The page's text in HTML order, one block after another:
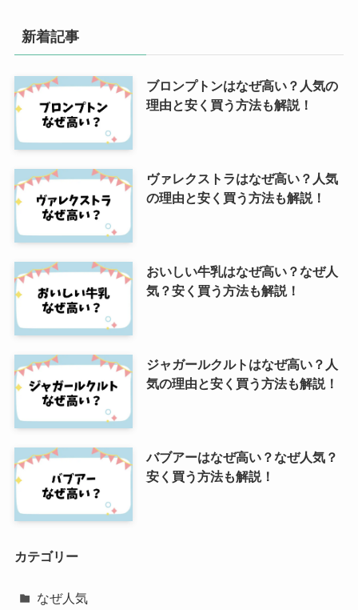
新着記事
ブロンプトンはなぜ高い？人気の
理由と安く買う方法も解説！
ヴァレクストラはなぜ高い？人気
の理由と安く買う方法も解説！
おいしい牛乳はなぜ高い？なぜ人
気？安く買う方法も解説！
ジャガールクルトはなぜ高い？人
気の理由と安く買う方法も解説！
バブアーはなぜ高い？なぜ人気？
安く買う方法も解説！
カテゴリー
なぜ人気